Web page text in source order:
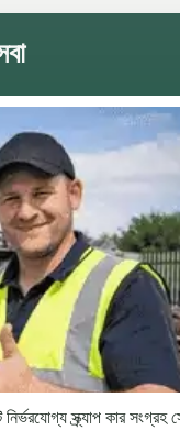
স্ক্র্যাপ কার